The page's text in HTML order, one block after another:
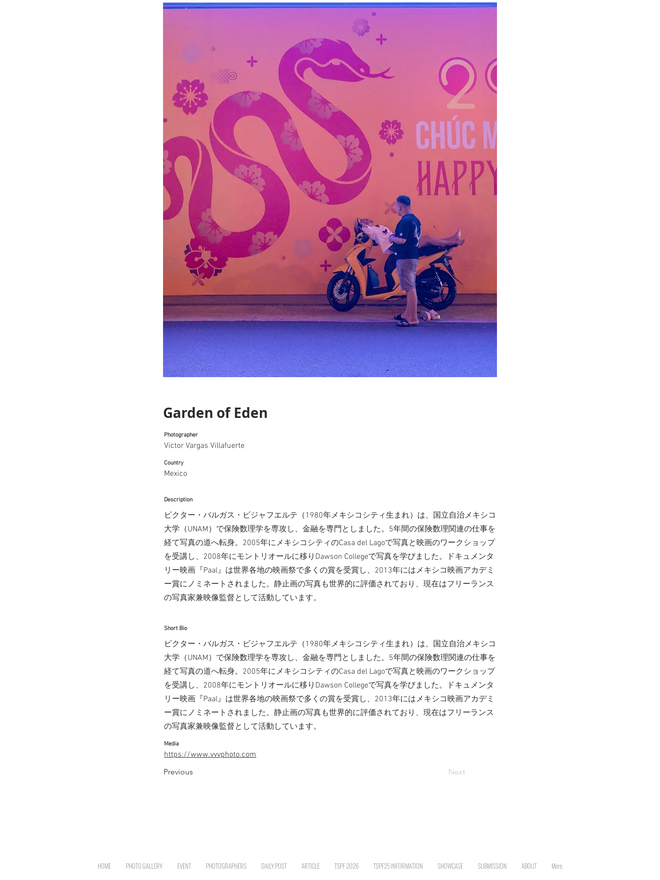
Garden of Eden
Photographer
Victor Vargas Villafuerte
Country
Mexico
Description
ビクター・バルガス・ビジャフエルテ（1980年メキシコシティ生まれ）は、国立自治メキシコ
大学（UNAM）で保険数理学を専攻し、金融を専門としました。5年間の保険数理関連の仕事を
経て写真の道へ転身。2005年にメキシコシティのCasa del Lagoで写真と映画のワークショップ
を受講し、2008年にモントリオールに移りDawson Collegeで写真を学びました。ドキュメンタ
リー映画『Paal』は世界各地の映画祭で多くの賞を受賞し、2013年にはメキシコ映画アカデミ
ー賞にノミネートされました。静止画の写真も世界的に評価されており、現在はフリーランス
の写真家兼映像監督として活動しています。
Short Bio
ビクター・バルガス・ビジャフエルテ（1980年メキシコシティ生まれ）は、国立自治メキシコ
大学（UNAM）で保険数理学を専攻し、金融を専門としました。5年間の保険数理関連の仕事を
経て写真の道へ転身。2005年にメキシコシティのCasa del Lagoで写真と映画のワークショップ
を受講し、2008年にモントリオールに移りDawson Collegeで写真を学びました。ドキュメンタ
リー映画『Paal』は世界各地の映画祭で多くの賞を受賞し、2013年にはメキシコ映画アカデミ
ー賞にノミネートされました。静止画の写真も世界的に評価されており、現在はフリーランス
の写真家兼映像監督として活動しています。
Media
https://www.vvvphoto.com
Previous Next
HOME PHOTO GALLERY EVENT PHOTOGRAPHERS DAILY POST ARTICLE TSPF 2026 TSPF25 INFORMATION SHOWCASE SUBMISSION ABOUT More